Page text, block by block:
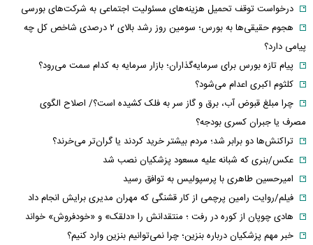
درخواست توقف تحمیل هزینه‌های مسئولیت اجتماعی به شرکت‌های بورسی
هجوم حقیقی‌ها به بورس؛ سومین روز رشد بالای ۲ درصدی شاخص کل چه
پیامی دارد؟
پیام تازه بورس برای سرمایه‌گذاران؛ بازار سرمایه به کدام سمت می‌رود؟
کلثوم اکبری اعدام می‌شود؟
چرا مبلغ قبوض آب، برق و گاز سر به فلک کشیده است؟/ اصلاح الگوی
مصرف یا جبران کسری بودجه؟
تراکنش‌ها دو برابر شد؛ مردم بیشتر خرید کردند یا گران‌تر می‌خرند؟
عکس/بنری که شبانه علیه مسعود پزشکیان نصب شد
امیرحسین طاهری با پرسپولیس به توافق رسید
فیلم/روایت رامین پرچمی از کار قشنگی که مهران مدیری برایش انجام داد
هادی چوپان از کوره در رفت ؛ منتقدانش را «دلقک» و «خودفروش» خواند
خبر مهم پزشکیان درباره بنزین؛ چرا نمی‌توانیم بنزین وارد کنیم؟